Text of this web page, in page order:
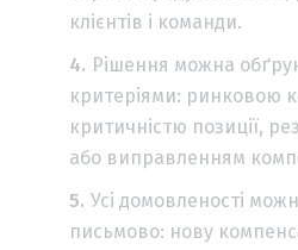
клієнтів і команди.
Рішення можна
критеріями: ринковою
критичністю позиції,
або виправленням
Усі домовленості
письмово: нову